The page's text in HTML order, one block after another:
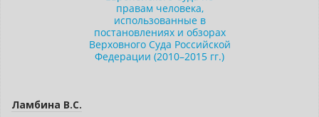
Ламбина В.С.